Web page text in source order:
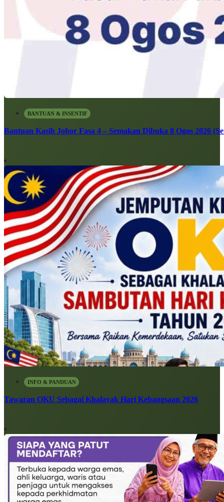
BANTUAN & INSENTIF
Bantuan Kasih Johor Fasa 4 – Semakan Dibuka 8 Ogos 2026
INFO & PANDUAN
Tawaran OKU Sebagai Khalayak Hari Kebangsaan 2026